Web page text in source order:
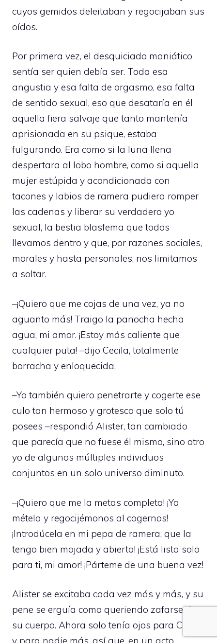
cuyos gemidos deleitaban y regocijaban sus
oídos.
Por primera vez, el desquiciado maniático
sentía ser quien debía ser. Toda esa
angustia y esa falta de orgasmo, esa falta
de sentido sexual, eso que desataría en él
aquella fiera salvaje que tanto mantenía
aprisionada en su psique, estaba
fulgurando. Era como si la luna llena
despertara al lobo hombre, como si aquella
mujer estúpida y acondicionada con
tacones y labios de ramera pudiera romper
las cadenas y liberar su verdadero yo
sexual, la bestia blasfema que todos
llevamos dentro y que, por razones sociales,
morales y hasta personales, nos limitamos
a soltar.
–¡Quiero que me cojas de una vez, ya no
aguanto más! Traigo la panocha hecha
agua, mi amor. ¡Estoy más caliente que
cualquier puta! –dijo Cecila, totalmente
borracha y enloquecida.
–Yo también quiero penetrarte y cogerte ese
culo tan hermoso y grotesco que solo tú
posees –respondió Alister, tan cambiado
que parecía que no fuese él mismo, sino otro
yo de algunos múltiples individuos
conjuntos en un solo universo diminuto.
–¡Quiero que me la metas completa! ¡Ya
métela y regocijémonos al cogernos!
¡Introdúcela en mi pepa de ramera, que la
tengo bien mojada y abierta! ¡Está lista solo
para ti, mi amor! ¡Párteme de una buena vez!
Alister se excitaba cada vez más y más, y su
pene se erguía como queriendo zafarse de
su cuerpo. Ahora solo tenía ojos para Cecila
y para nadie más, así que, en un acto